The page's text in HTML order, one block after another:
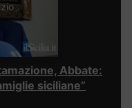
Abbate:
siciliane”